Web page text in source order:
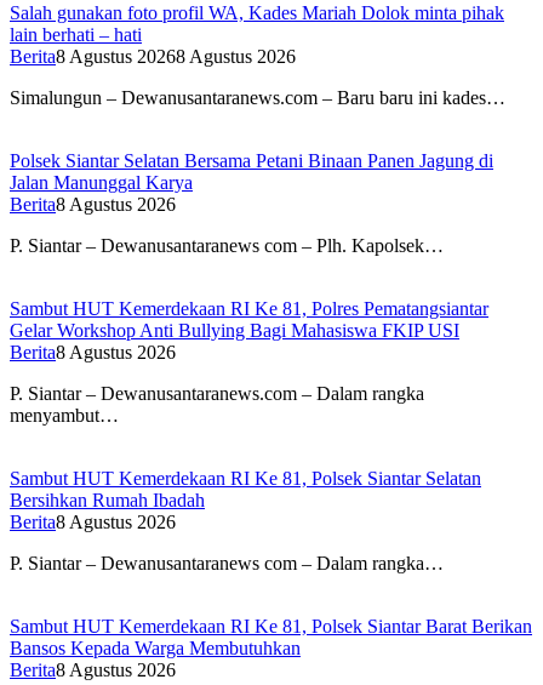
Salah gunakan foto profil WA, Kades Mariah Dolok minta pihak
lain berhati – hati
Berita8 Agustus 20268 Agustus 2026
Simalungun – Dewanusantaranews.com – Baru baru ini kades…
Polsek Siantar Selatan Bersama Petani Binaan Panen Jagung di
Jalan Manunggal Karya
Berita8 Agustus 2026
P. Siantar – Dewanusantaranews com – Plh. Kapolsek…
Sambut HUT Kemerdekaan RI Ke 81, Polres Pematangsiantar
Gelar Workshop Anti Bullying Bagi Mahasiswa FKIP USI
Berita8 Agustus 2026
P. Siantar – Dewanusantaranews.com – Dalam rangka
menyambut…
Sambut HUT Kemerdekaan RI Ke 81, Polsek Siantar Selatan
Bersihkan Rumah Ibadah
Berita8 Agustus 2026
P. Siantar – Dewanusantaranews com – Dalam rangka…
Sambut HUT Kemerdekaan RI Ke 81, Polsek Siantar Barat Berikan
Bansos Kepada Warga Membutuhkan
Berita8 Agustus 2026